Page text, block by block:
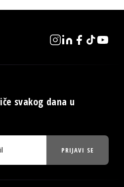
svakog dana u
PRIJAVI SE